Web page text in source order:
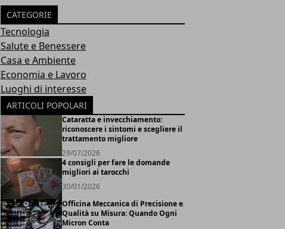
CATEGORIE
Tecnologia
Salute e Benessere
Casa e Ambiente
Economia e Lavoro
Luoghi di interesse
ARTICOLI POPOLARI
Cataratta e invecchiamento:
riconoscere i sintomi e scegliere il
trattamento migliore
29/07/2026
4 consigli per fare le domande
migliori ai tarocchi
30/01/2026
Officina Meccanica di Precisione e
Qualità su Misura: Quando Ogni
Micron Conta